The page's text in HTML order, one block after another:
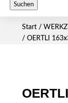
search
Suchen
Start/
/ OERTLI